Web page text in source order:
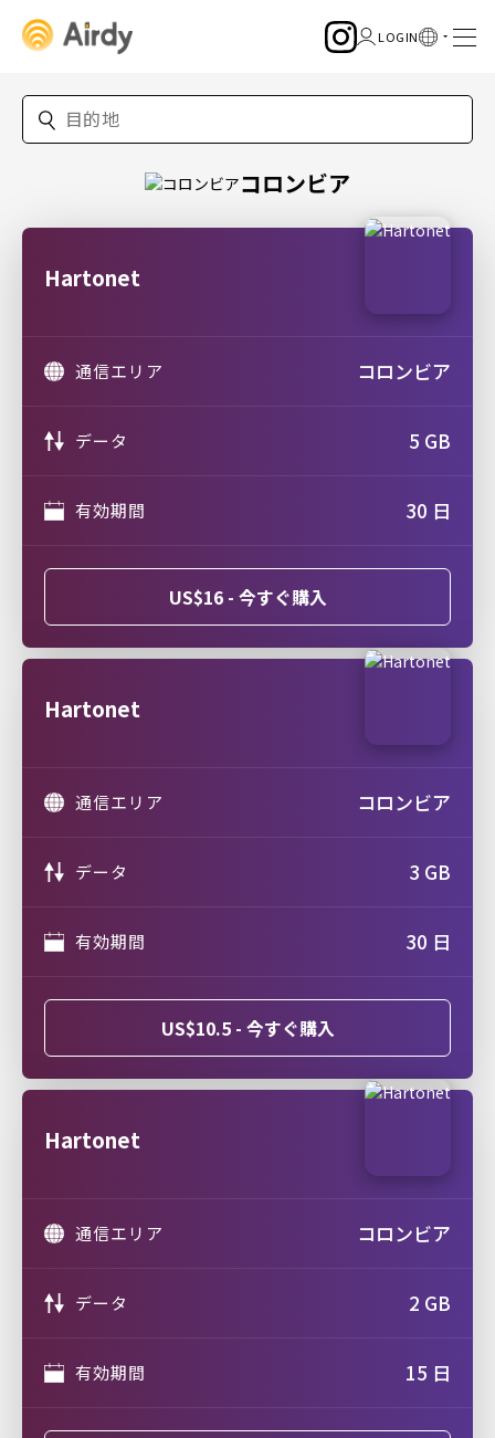
コロンビア
Hartonet
通信エリア コロンビア
データ 5 GB
有効期間 30 日
US$16 - 今すぐ購入
Hartonet
通信エリア コロンビア
データ 3 GB
有効期間 30 日
US$10.5 - 今すぐ購入
Hartonet
通信エリア コロンビア
データ 2 GB
有効期間 15 日